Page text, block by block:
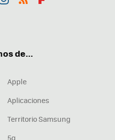
de...
Apple
Aplicaciones
Territorio Samsung
5g